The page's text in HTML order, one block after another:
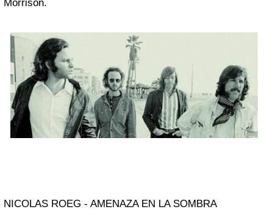
Morrison.
NICOLAS ROEG - AMENAZA EN LA SOMBRA